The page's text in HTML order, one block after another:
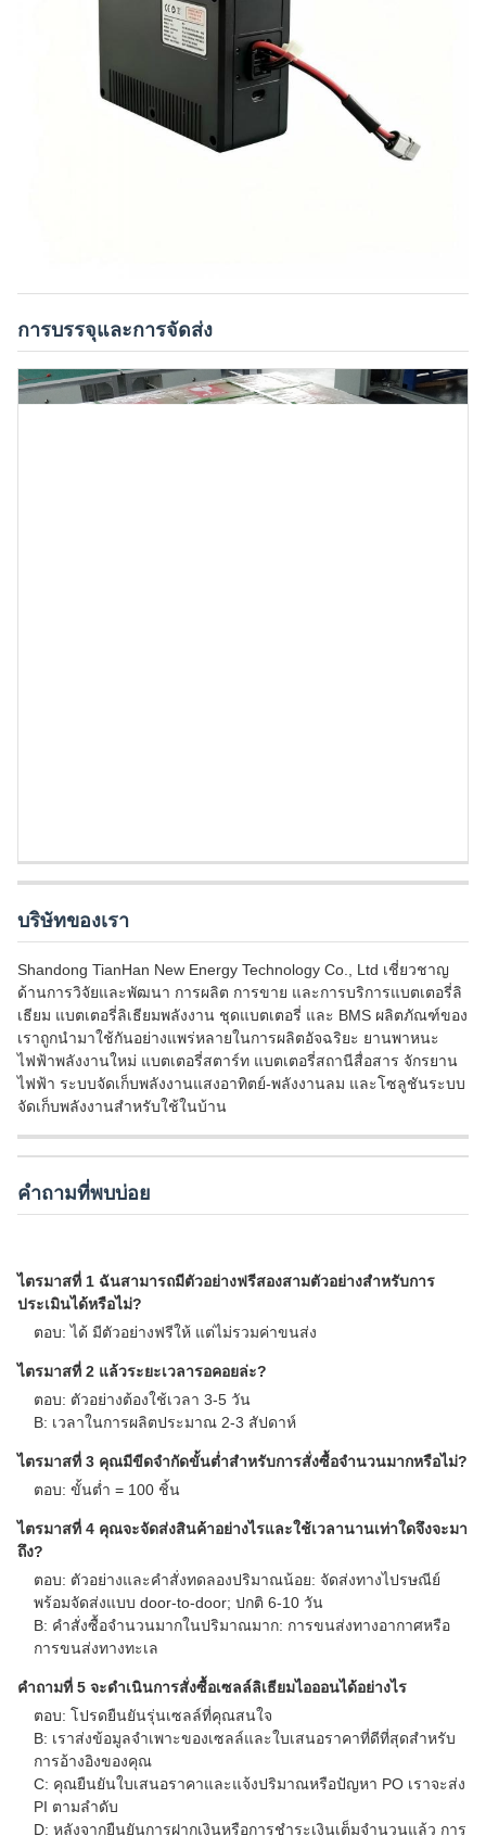
การบรรจุและการจัดส่ง